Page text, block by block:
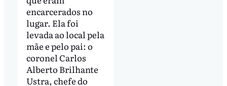
encarcerados no
lugar. Ela foi
levada ao local pela
mãe e pelo pai: o
coronel Carlos
Alberto Brilhante
Ustra, chefe do